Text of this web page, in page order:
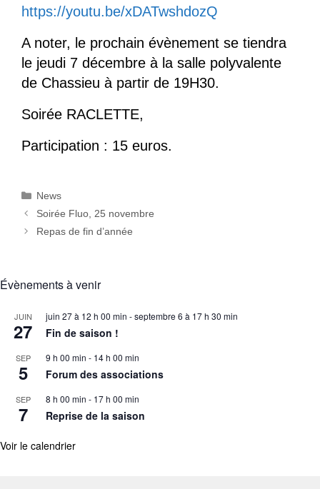
https://youtu.be/xDATwshdozQ
A noter, le prochain évènement se tiendra
le jeudi 7 décembre à la salle polyvalente
de Chassieu à partir de 19H30.
Soirée RACLETTE,
Participation : 15 euros.
Catégories
News
Soirée Fluo, 25 novembre
Repas de fin d’année
Évènements à venir
JUIN
27
juin 27 à 12 h 00 min -septembre 6 à 17 h 30 min
Fin de saison !
SEP
5
9 h 00 min - 14 h 00 min
Forum des associations
SEP
7
8 h 00 min - 17 h 00 min
Reprise de la saison
Voir le calendrier